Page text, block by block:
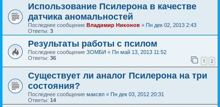
Использование Псилерона в качестве
датчика аномальностей
Последнее сообщение Владимир Никонов « Пн дек 02, 2013 2:43
Ответы: 3
Результаты работы с псилом
Последнее сообщение ЗОМБИ « Пн май 13, 2013 11:52
Ответы: 36 1 2
Существует ли аналог Псилерона на три
состояния?
Последнее сообщение максвп « Пн дек 03, 2012 20:31
Ответы: 14